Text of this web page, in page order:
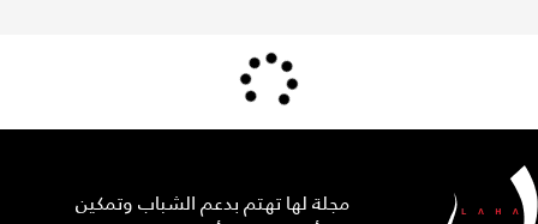
مجلة لها تهتم بدعم الشباب وتمكين